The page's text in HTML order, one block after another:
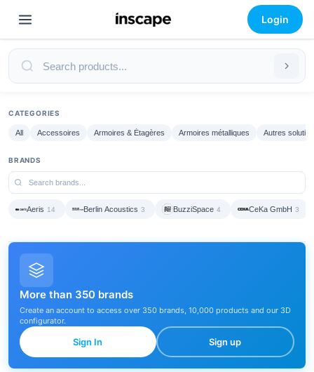
Login
CATEGORIES
All Accessoires Armoires & Étagères Armoires métalliques Autres
BRANDS
Aeris 14 Berlin Acoustics 3 BuzziSpace 4 CeKa GmbH 3
More than 350 brands
Create an account to access over 350 brands, 10,000 products and our 3D
configurator.
Sign In Sign up